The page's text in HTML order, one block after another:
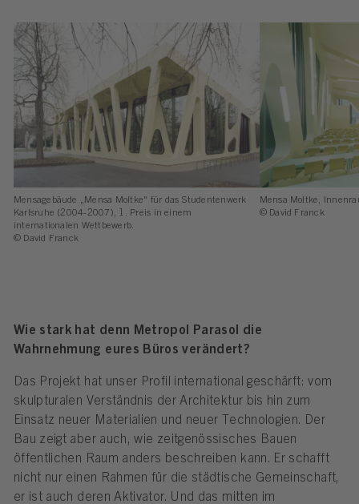
Mensagebäude „Mensa Moltke" für das Studentenwerk
Karlsruhe (2004-2007), 1. Preis in einem
internationalen Wettbewerb.
© David Franck
Mensa Moltke,
© David Franck
Wie stark hat denn Metropol Parasol die
Wahrnehmung eures Büros verändert?
Das Projekt hat unser Profil international geschärft: vom
skulpturalen Verständnis der Architektur bis hin zum
Einsatz neuer Materialien und neuer Technologien. Der
Bau zeigt aber auch, wie zeitgenössisches Bauen
öffentlichen Raum anders beschreiben kann. Er schafft
nicht nur einen Rahmen für die städtische Gemeinschaft,
er ist auch deren Aktivator. Und das mitten im